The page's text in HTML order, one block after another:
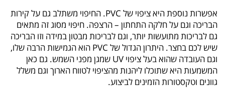
אפשרות נוספת היא ציפוי של PVC. החיפוי משתלב גם על קירות
הבריכה וגם על חלקה התחתון – הרצפה. חיפוי מסוג זה מתאים
גם לבריכות מתועשות יותר, וגם לבריכות מבטון במידה וזו הבריכה
שיש לכם בחצר. היתרון הגדול של PVC הוא הגמישות הרבה שלו,
וגם העובדה שהוא בעל ציפוי UV שמגן מפני השמש. גם כאן
המשמעות היא שתוכלו ליהנות מהציפוי לטווח הארוך וגם משלל
גוונים וטקסטורות הזמינים לביצוע.